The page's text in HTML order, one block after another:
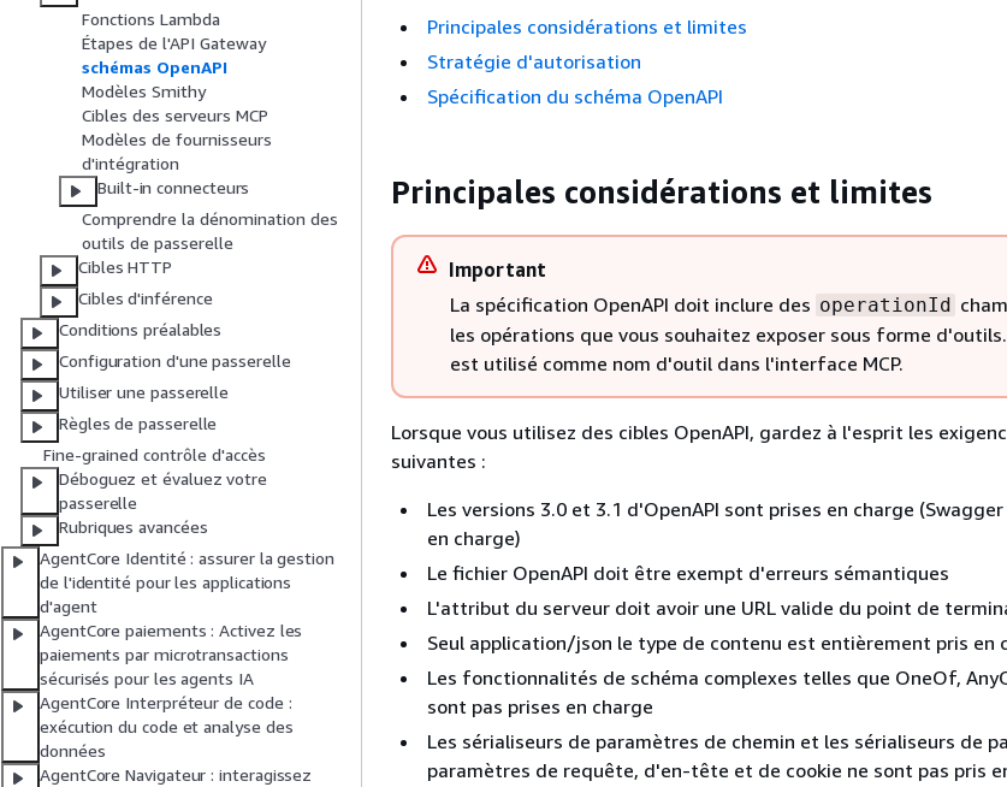
Fonctions Lambda
Étapes de l'API Gateway
schémas OpenAPI
Modèles Smithy
Cibles des serveurs MCP
Modèles de fournisseurs
d'intégration
Built-in connecteurs
Comprendre la dénomination des
outils de passerelle
Cibles HTTP
Cibles d'inférence
Conditions préalables
Configuration d'une passerelle
Utiliser une passerelle
Règles de passerelle
Fine-grained contrôle d'accès
Déboguez et évaluez votre
passerelle
Rubriques avancées
AgentCore Identité : assurer la gestion
de l'identité pour les applications
d'agent
AgentCore paiements : Activez les
paiements par microtransactions
sécurisés pour les agents IA
AgentCore Interpréteur de code :
exécution du code et analyse des
données
AgentCore Navigateur : interagissez
Principales considérations et limites
Stratégie d'autorisation
Spécification du schéma OpenAPI
Principales considérations et limites
Important
La spécification OpenAPI doit inclure des operationId
les opérations que vous souhaitez exposer sous forme
est utilisé comme nom d'outil dans l'interface MCP.
Lorsque vous utilisez des cibles OpenAPI, gardez à l'esprit les
suivantes :
Les versions 3.0 et 3.1 d'OpenAPI sont prises en charge
en charge)
Le fichier OpenAPI doit être exempt d'erreurs sémantiques
L'attribut du serveur doit avoir une URL valide du point de
Seul application/json le type de contenu est entièrement pris en
Les fonctionnalités de schéma complexes telles que OneOf,
sont pas prises en charge
Les sérialiseurs de paramètres de chemin et les sérialiseurs de
paramètres de requête, d'en-tête et de cookie ne sont pas pris